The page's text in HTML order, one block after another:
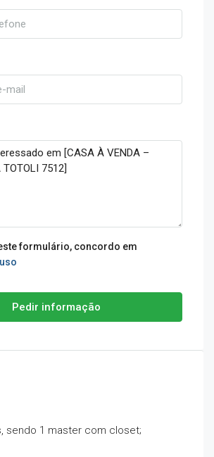
formulário, concordo em
Pedir informação
sendo 1 master com closet;